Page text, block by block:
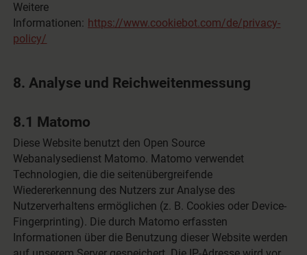
Weitere
Informationen: https://www.cookiebot.com/de/privacy-
policy/
8. Analyse und Reichweitenmessung
8.1 Matomo
Diese Website benutzt den Open Source
Webanalysedienst Matomo. Matomo verwendet
Technologien, die die seitenübergreifende
Wiedererkennung des Nutzers zur Analyse des
Nutzerverhaltens ermöglichen (z. B. Cookies oder Device-
Fingerprinting). Die durch Matomo erfassten
Informationen über die Benutzung dieser Website werden